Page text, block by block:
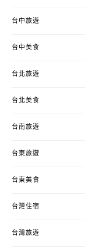
台中旅遊
台中美食
台北旅遊
台北美食
台南旅遊
台東旅遊
台東美食
台灣住宿
台灣旅遊